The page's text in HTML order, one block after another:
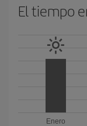
El tiempo
Enero